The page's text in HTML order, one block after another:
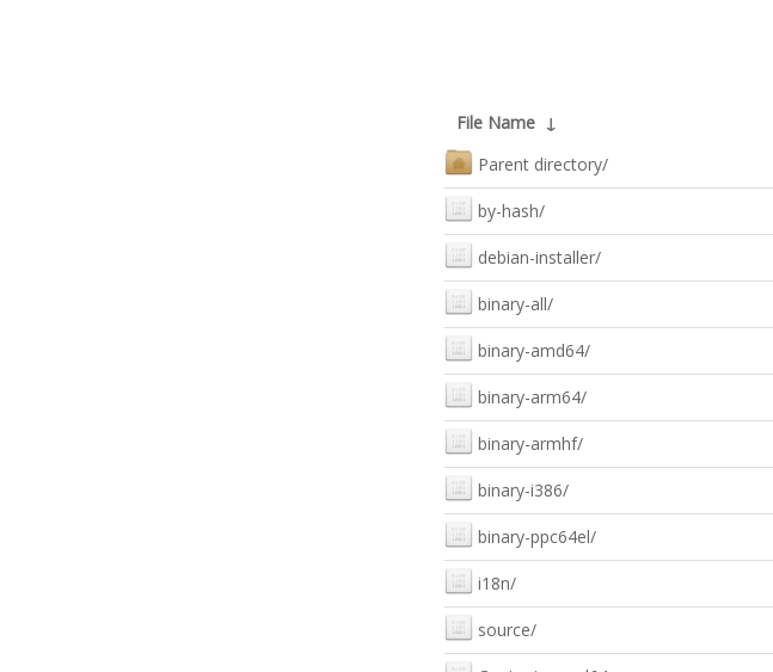
File Name ↓
Parent directory/
by-hash/
debian-installer/
binary-all/
binary-amd64/
binary-arm64/
binary-armhf/
binary-i386/
binary-ppc64el/
i18n/
source/